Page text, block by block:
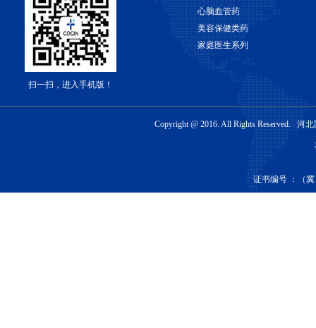
扫一扫，进入手机版！
心脑血管药
美容保健类药
家庭医生系列
Copyright @ 2016. All Rights Reserved.
证书编号 ：（